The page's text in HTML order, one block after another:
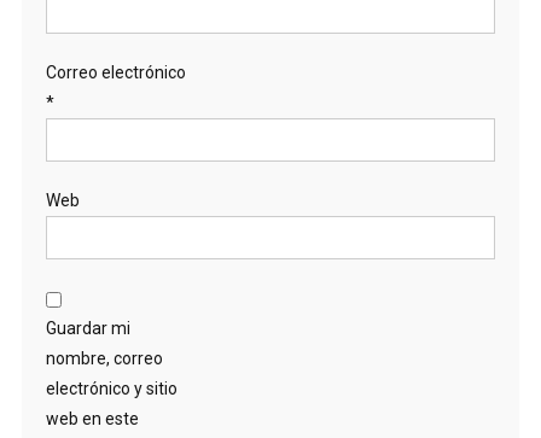
Correo electrónico
*
Web
Guardar mi
nombre, correo
electrónico y sitio
web en este